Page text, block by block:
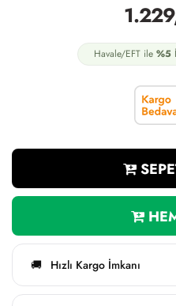
Havale/EFT ile %5
🚚 Hızlı Kargo İmkanı